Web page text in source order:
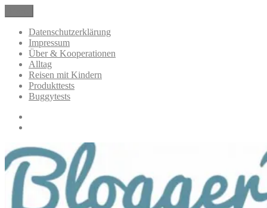
Inhalt
springen
BloggerMumOf3Boys Mamablog
Mamablog über das Leben mit drei Kindern mit Produkttests und
Alltagsthemen
Datenschutzerklärung
Impressum
Über & Kooperationen
Alltag
Reisen mit Kindern
Produkttests
Buggytests